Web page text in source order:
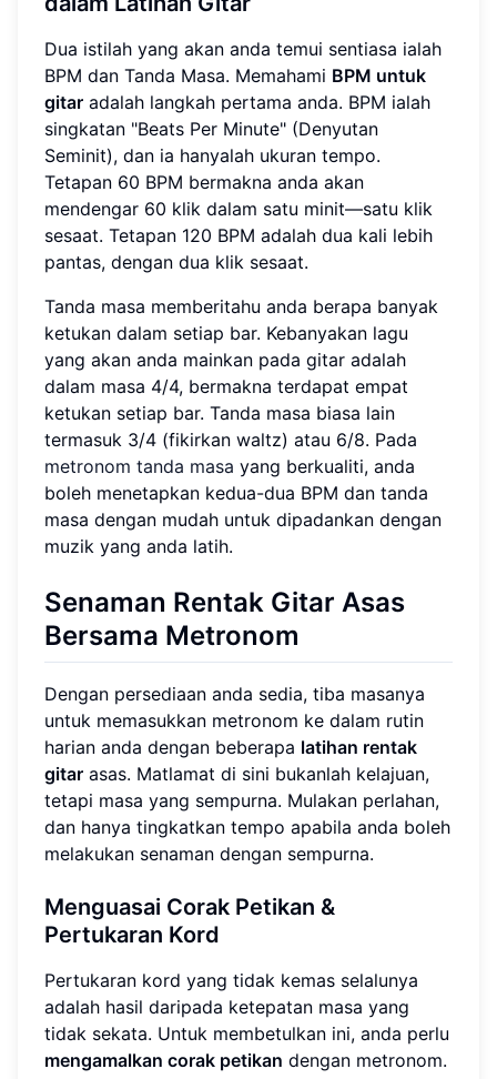
Dua istilah yang akan anda temui sentiasa ialah
BPM dan Tanda Masa. Memahami BPM untuk
gitar adalah langkah pertama anda. BPM ialah
singkatan "Beats Per Minute" (Denyutan
Seminit), dan ia hanyalah ukuran tempo.
Tetapan 60 BPM bermakna anda akan
mendengar 60 klik dalam satu minit—satu klik
sesaat. Tetapan 120 BPM adalah dua kali lebih
pantas, dengan dua klik sesaat.
Tanda masa memberitahu anda berapa banyak
ketukan dalam setiap bar. Kebanyakan lagu
yang akan anda mainkan pada gitar adalah
dalam masa 4/4, bermakna terdapat empat
ketukan setiap bar. Tanda masa biasa lain
termasuk 3/4 (fikirkan waltz) atau 6/8. Pada
metronom tanda masa yang berkualiti, anda
boleh menetapkan kedua-dua BPM dan tanda
masa dengan mudah untuk dipadankan dengan
muzik yang anda latih.
Senaman Rentak Gitar Asas
Bersama Metronom
Dengan persediaan anda sedia, tiba masanya
untuk memasukkan metronom ke dalam rutin
harian anda dengan beberapa latihan rentak
gitar asas. Matlamat di sini bukanlah kelajuan,
tetapi masa yang sempurna. Mulakan perlahan,
dan hanya tingkatkan tempo apabila anda boleh
melakukan senaman dengan sempurna.
Menguasai Corak Petikan &
Pertukaran Kord
Pertukaran kord yang tidak kemas selalunya
adalah hasil daripada ketepatan masa yang
tidak sekata. Untuk membetulkan ini, anda perlu
mengamalkan corak petikan dengan metronom.